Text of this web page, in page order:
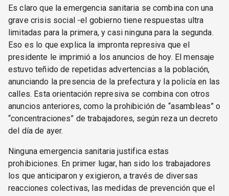
Es claro que la emergencia sanitaria se combina con una
grave crisis social -el gobierno tiene respuestas ultra
limitadas para la primera, y casi ninguna para la segunda.
Eso es lo que explica la impronta represiva que el
presidente le imprimió a los anuncios de hoy. El mensaje
estuvo teñido de repetidas advertencias a la población,
anunciando la presencia de la prefectura y la policía en las
calles. Esta orientación represiva se combina con otros
anuncios anteriores, como la prohibición de “asambleas” o
“concentraciones” de trabajadores, según reza un decreto
del día de ayer.
Ninguna emergencia sanitaria justifica estas
prohibiciones. En primer lugar, han sido los trabajadores
los que anticiparon y exigieron, a través de diversas
reacciones colectivas, las medidas de prevención que el